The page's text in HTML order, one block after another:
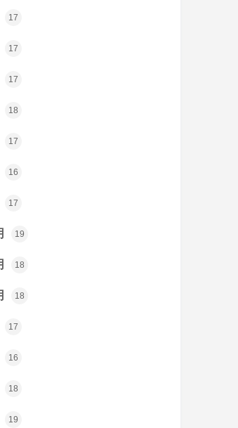
17
17
17
18
17
16
17
19
18
18
17
16
18
19